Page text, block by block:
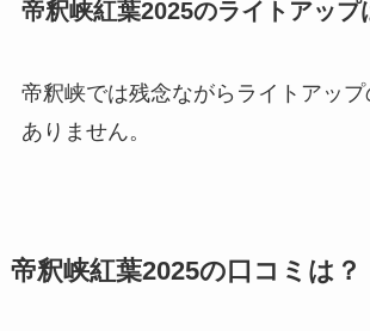
帝釈峡紅葉2025のライトアップ
帝釈峡では残念ながらライトアッ
ありません。
帝釈峡紅葉2025の口コミは？